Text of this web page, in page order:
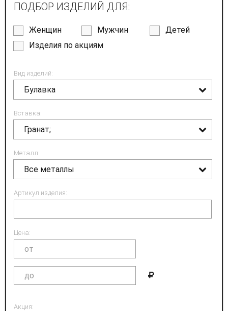
ПОДБОР ИЗДЕЛИЙ ДЛЯ:
Женщин Мужчин
Детей
Изделия по акциям
Вид изделий:
Булавка
Вставка:
Гранат;
Металл:
Все металлы
Артикул изделия:
Цена:
Акция: